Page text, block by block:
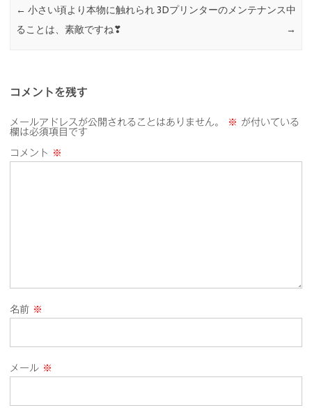
← 小さい頃より本物に触れられ
ることは、素敵ですね❣
3Dプリンターのメンテナンス中
→
コメントを残す
メールアドレスが公開されることはありません。 ※ が付いている
欄は必須項目です
コメント ※
名前 ※
メール ※